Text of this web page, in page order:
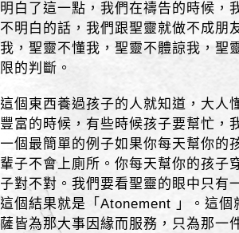
明白了這一點，我們在禱告的時候，
不明白的話，我們跟聖靈就做不成朋
我，聖靈不懂我，聖靈不體諒我，聖
限的判斷。
這個東西養過孩子的人就知道，大人
豐富的時候，有些時候孩子要幫忙，
一個最簡單的例子如果你每天幫你的
輩子不會上廁所。你每天幫你的孩子
子對不對。我們要看聖靈的眼中只有
這個結果就是「Atonement 」。這
薩皆為那大事因緣而服務，只為那一